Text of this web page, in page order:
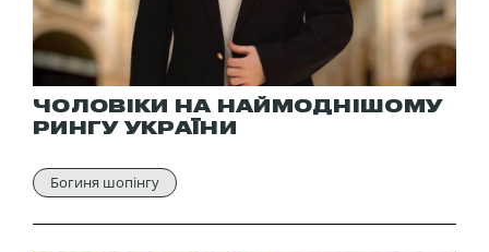
ЧОЛОВІКИ НА НАЙМОДНІШОМУ
РИНГУ УКРАЇНИ
Богиня шопінгу